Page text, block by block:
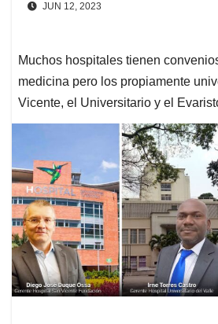
JUN 12, 2023
Muchos hospitales tienen
medicina pero los propiamente
Vicente, el Universitario y el